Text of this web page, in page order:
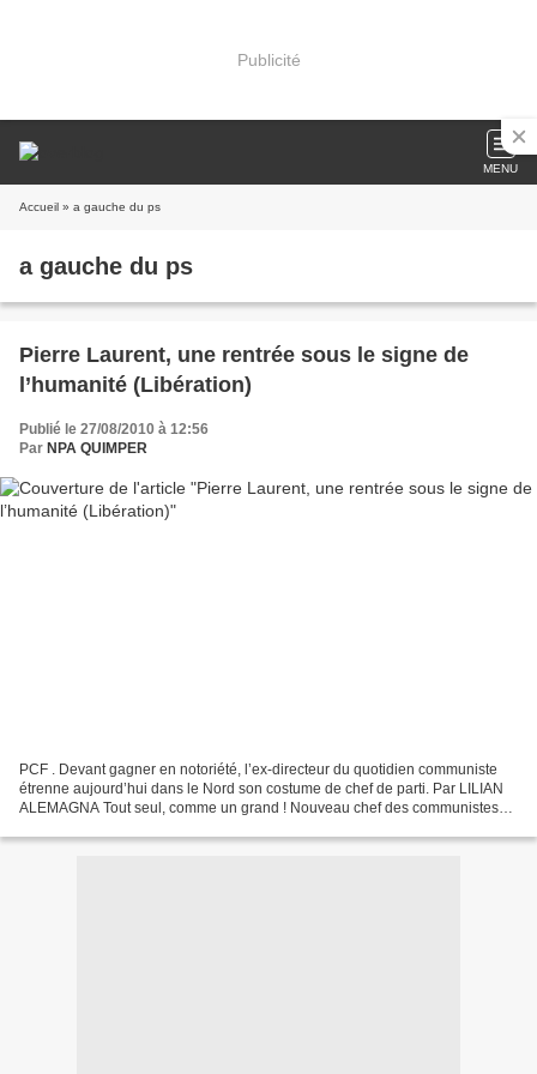
Publicité
MENU
Accueil » a gauche du ps
a gauche du ps
Pierre Laurent, une rentrée sous le signe de
l’humanité (Libération)
Publié le 27/08/2010 à 12:56
Par NPA QUIMPER
PCF . Devant gagner en notoriété, l’ex-directeur du quotidien communiste
étrenne aujourd’hui dans le Nord son costume de chef de parti. Par LILIAN
ALEMAGNA Tout seul, comme un grand ! Nouveau chef des communistes